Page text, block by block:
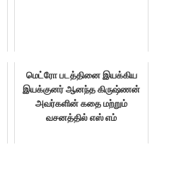
மெட்ரோ படத்தினை இயக்கிய
இயக்குனர் ஆனந்த கிருஷ்ணன்
அவர்களின் கதை மற்றும்
வசனத்தில் எஸ் எம்